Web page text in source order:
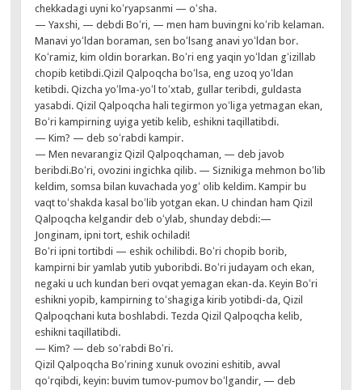
chekkadagi uyni koʻryapsanmi — oʻsha.
— Yaxshi, — debdi Boʻri, — men ham buvingni koʻrib kelaman.
Manavi yoʻldan boraman, sen boʻlsang anavi yoʻldan bor.
Koʻramiz, kim oldin borarkan. Boʻri eng yaqin yoʻldan gʻizillab
chopib ketibdi.Qizil Qalpoqcha boʻlsa, eng uzoq yoʻldan
ketibdi. Qizcha yoʻlma-yoʻl toʻxtab, gullar teribdi, guldasta
yasabdi. Qizil Qalpoqcha hali tegirmon yoʻliga yetmagan ekan,
Boʻri kampirning uyiga yetib kelib, eshikni taqillatibdi.
— Kim? — deb soʻrabdi kampir.
— Men nevarangiz Qizil Qalpoqchaman, — deb javob
beribdi.Boʻri, ovozini ingichka qilib. — Siznikiga mehmon boʻlib
keldim, somsa bilan kuvachada yogʻ olib keldim. Kampir bu
vaqt toʻshakda kasal boʻlib yotgan ekan. U chindan ham Qizil
Qalpoqcha kelgandir deb oʻylab, shunday debdi:—
Jonginam, ipni tort, eshik ochiladi!
Boʻri ipni tortibdi — eshik ochilibdi. Boʻri chopib borib,
kampirni bir yamlab yutib yuboribdi. Boʻri judayam och ekan,
negaki u uch kundan beri ovqat yemagan ekan-da. Keyin Boʻri
eshikni yopib, kampirning toʻshagiga kirib yotibdi-da, Qizil
Qalpoqchani kuta boshlabdi. Tezda Qizil Qalpoqcha kelib,
eshikni taqillatibdi.
— Kim? — deb soʻrabdi Boʻri.
Qizil Qalpoqcha Boʻrining xunuk ovozini eshitib, avval
qoʻrqibdi, keyin: buvim tumov-pumov boʻlgandir, — deb